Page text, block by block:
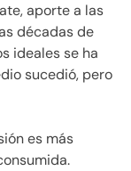
aporte a las
décadas de
ideales se ha
sucedió, pero
es más